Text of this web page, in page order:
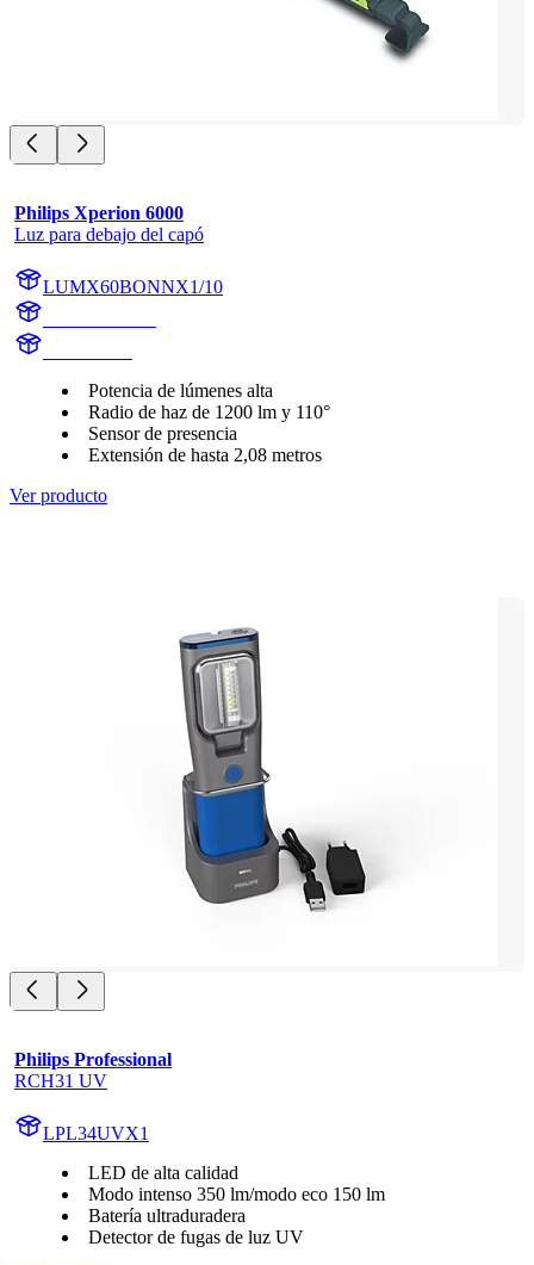
Philips Xperion 6000
Luz para debajo del capó
LUMX60BONNX1/10
Potencia de lúmenes alta
Radio de haz de 1200 lm y 110°
Sensor de presencia
Extensión de hasta 2,08 metros
Ver producto
Philips Professional
RCH31 UV
LPL34UVX1
LED de alta calidad
Modo intenso 350 lm/modo eco 150 lm
Batería ultraduradera
Detector de fugas de luz UV